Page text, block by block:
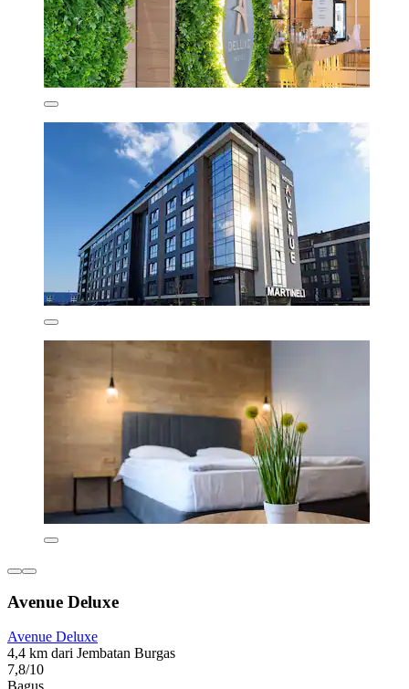
Avenue Deluxe
Avenue Deluxe
4,4 km dari Jembatan Burgas
7,8/10